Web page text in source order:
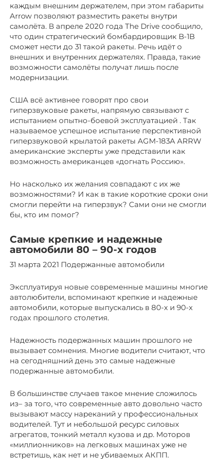
каждым внешним держателем, при этом габариты
Arrow позволяют разместить ракеты внутри
самолёта. В апреле 2020 года The Drive сообщило,
что один стратегический бомбардировщик B-1B
сможет нести до 31 такой ракеты. Речь идёт о
внешних и внутренних держателях. Правда, такие
возможности самолёты получат лишь после
модернизации.
США всё активнее говорят про свои
гиперзвуковые ракеты, напрямую связывают с
испытанием опытно-боевой эксплуатацией . Так
называемое успешное испытание перспективной
гиперзвуковой крылатой ракеты AGM-183A ARRW
американские эксперты уже представили как
возможность американцев «догнать Россию».
Но насколько их желания совпадают с их же
возможностями? И как в такие короткие сроки они
смогли перейти на гиперзвук? Сами они не смогли
бы, кто им помог?
Самые крепкие и надежные
автомобили 80 – 90-х годов
31 марта 2021 Подержанные автомобили
Эксплуатируя новые современные машины многие
автолюбители, вспоминают крепкие и надежные
автомобили, которые выпускались в 80-х и 90-х
годах прошлого столетия.
Надежность подержанных машин прошлого не
вызывает сомнения. Многие водители считают, что
на сегодняшний день это самые надежные
подержанные автомобили.
В большинстве случаев такое мнение сложилось
из– за того, что современные авто довольно часто
вызывают массу нареканий у профессиональных
водителей. Тут и небольшой ресурс силовых
агрегатов, тонкий металл кузова и др. Моторов
«миллионников» на легковых машинах уже не
встретишь, как нет и не убиваемых АКПП.